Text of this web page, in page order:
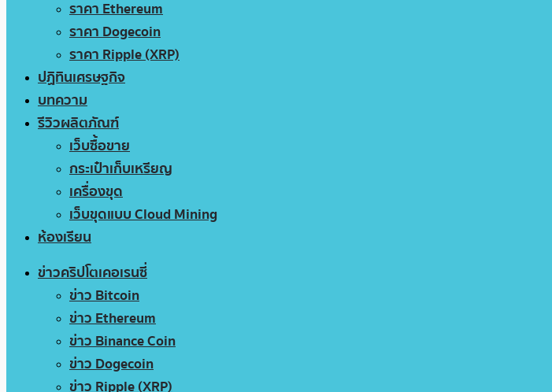
ราคา Ethereum
ราคา Dogecoin
ราคา Ripple (XRP)
ปฏิทินเศรษฐกิจ
บทความ
รีวิวผลิตภัณฑ์
เว็บซื้อขาย
กระเป๋าเก็บเหรียญ
เครื่องขุด
เว็บขุดแบบ Cloud Mining
ห้องเรียน
ข่าวคริปโตเคอเรนซี่
ข่าว Bitcoin
ข่าว Ethereum
ข่าว Binance Coin
ข่าว Dogecoin
ข่าว Ripple (XRP)